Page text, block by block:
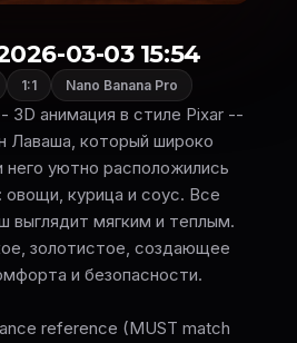
03-03 15:54
1:1 Nano Banana Pro
3D анимация в стиле Pixar --
Лаваша, который широко
него уютно расположились
курица и соус. Все
выглядит мягким и теплым.
золотистое, создающее
и безопасности.
reference (MUST match